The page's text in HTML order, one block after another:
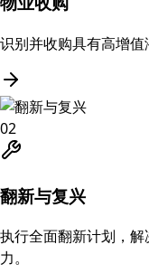
识别并收购具有高增值
02
翻新与复兴
执行全面翻新计划，
力。